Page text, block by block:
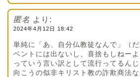
匿名 より:
2024年4月12日 18:42
単純に「あ、自分仏教徒なんで」（
ベントには出ないし、喜捨もしねーよ
っていう言い訳として流行ってるん
向こうの似非キリスト教の詐欺商法